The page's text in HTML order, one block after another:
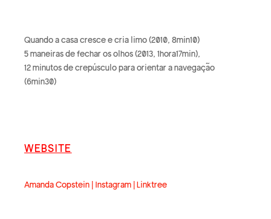
Quando a casa cresce e cria limo (2010, 8min10)
5 maneiras de fechar os olhos (2013, 1hora17min),
12 minutos de crepúsculo para orientar a navegação
(6min30)
WEBSITE
Amanda Copstein | Instagram | Linktree